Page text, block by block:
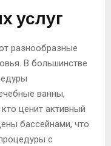
услуг
разнообразные
В большинстве
ванны,
ценит активный
бассейнами, что
с